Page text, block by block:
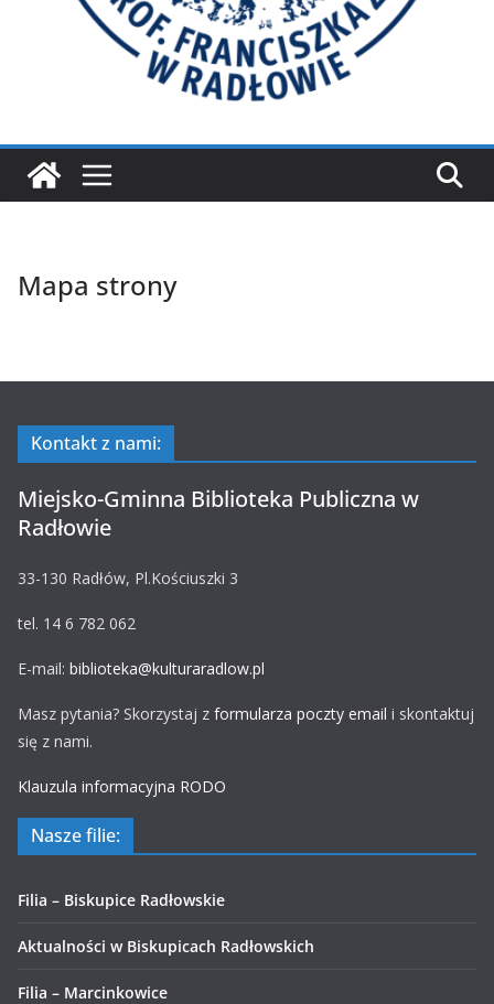
Mapa strony
Kontakt z nami:
Miejsko-Gminna Biblioteka Publiczna w
Radłowie
33-130 Radłów, Pl.Kościuszki 3
tel. 14 6 782 062
E-mail: biblioteka@kulturaradlow.pl
Masz pytania? Skorzystaj z formularza poczty email i skontaktuj
się z nami.
Klauzula informacyjna RODO
Nasze filie:
Filia – Biskupice Radłowskie
Aktualności w Biskupicach Radłowskich
Filia – Marcinkowice